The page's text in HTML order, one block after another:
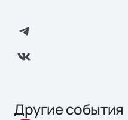
Другие события